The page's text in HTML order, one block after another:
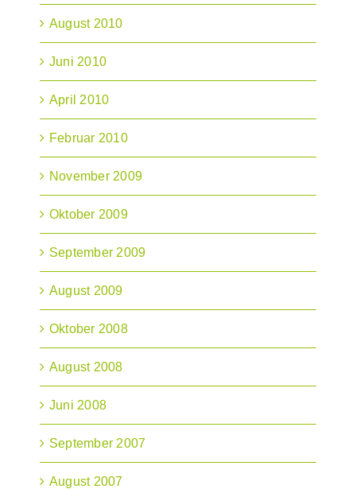
August 2010
Juni 2010
April 2010
Februar 2010
November 2009
Oktober 2009
September 2009
August 2009
Oktober 2008
August 2008
Juni 2008
September 2007
August 2007